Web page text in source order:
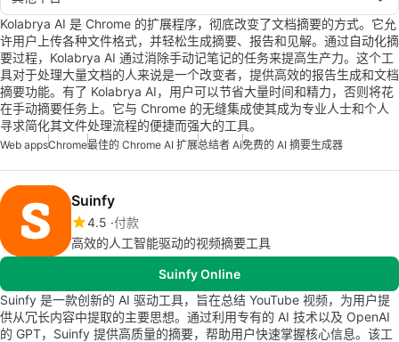
Kolabrya AI 是 Chrome 的扩展程序，彻底改变了文档摘要的方式。它允
许用户上传各种文件格式，并轻松生成摘要、报告和见解。通过自动化摘
要过程，Kolabrya AI 通过消除手动记笔记的任务来提高生产力。这个工
具对于处理大量文档的人来说是一个改变者，提供高效的报告生成和文档
摘要功能。有了 Kolabrya AI，用户可以节省大量时间和精力，否则将花
在手动摘要任务上。它与 Chrome 的无缝集成使其成为专业人士和个人
寻求简化其文件处理流程的便捷而强大的工具。
Web appsChrome最佳的 Chrome AI 扩展总结者 Ai免费的 AI 摘要生成器
Suinfy
4.5 付款
高效的人工智能驱动的视频摘要工具
Suinfy Online
Suinfy 是一款创新的 AI 驱动工具，旨在总结 YouTube 视频，为用户提
供从冗长内容中提取的主要思想。通过利用专有的 AI 技术以及 OpenAI
的 GPT，Suinfy 提供高质量的摘要，帮助用户快速掌握核心信息。该工